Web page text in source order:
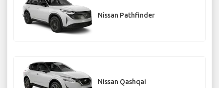
Nissan Pathfinder
Nissan Qashqai